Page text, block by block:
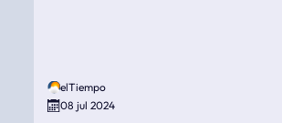
elTiempo
08 jul 2024